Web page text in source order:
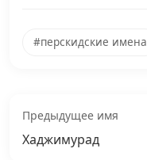
#перскидские имена
Предыдущее имя
Хаджимурад